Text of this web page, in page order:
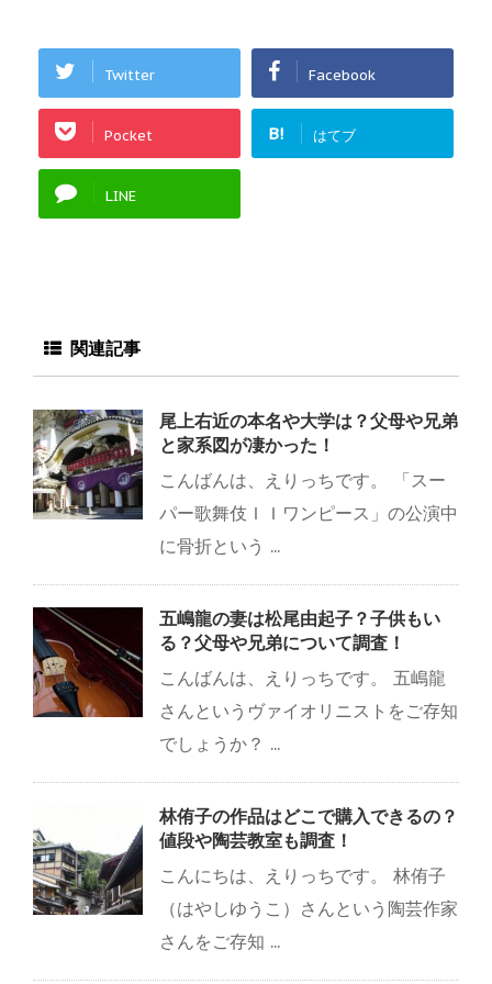
Twitter Facebook
Pocket B! はてブ
LINE
関連記事
尾上右近の本名や大学は？父母や兄弟
と家系図が凄かった！
こんばんは、えりっちです。 「スー
パー歌舞伎ＩＩワンピース」の公演中
に骨折という ...
五嶋龍の妻は松尾由起子？子供もい
る？父母や兄弟について調査！
こんばんは、えりっちです。 五嶋龍
さんというヴァイオリニストをご存知
でしょうか？ ...
林侑子の作品はどこで購入できるの？
値段や陶芸教室も調査！
こんにちは、えりっちです。 林侑子
（はやしゆうこ）さんという陶芸作家
さんをご存知 ...